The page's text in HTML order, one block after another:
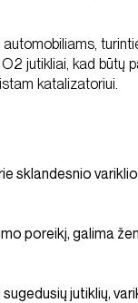
jutikliai, kad būtų
katalizatoriui.
sklandesnio
poreikį, galima
jutiklių,